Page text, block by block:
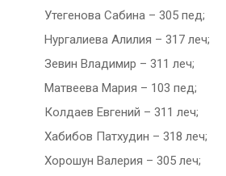
Утегенова Сабина – 305 пед;
Нургалиева Алилия – 317 леч;
Зевин Владимир – 311 леч;
Матвеева Мария – 103 пед;
Колдаев Евгений – 311 леч;
Хабибов Патхудин – 318 леч;
Хорошун Валерия – 305 леч;